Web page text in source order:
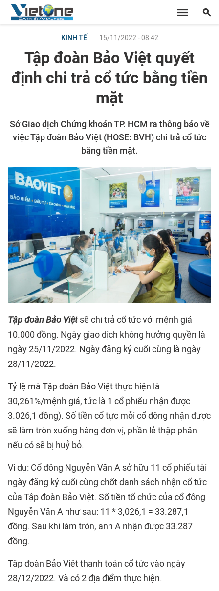
KINH TẾ 15/11/2022 - 08:42
Tập đoàn Bảo Việt quyết
định chi trả cổ tức bằng tiền
mặt
Sở Giao dịch Chứng khoán TP. HCM ra thông báo về
việc Tập đoàn Bảo Việt (HOSE: BVH) chi trả cổ tức
bằng tiền mặt.
Tập đoàn Bảo Việtsẽ chi trả cổ tức với mệnh giá
10.000 đồng. Ngày giao dịch không hưởng quyền là
ngày 25/11/2022. Ngày đăng ký cuối cùng là ngày
28/11/2022.
Tỷ lệ mà Tập đoàn Bảo Việt thực hiện là
30,261%/mệnh giá, tức là 1 cổ phiếu nhận được
3.026,1 đồng). Số tiền cổ tực mỗi cổ đông nhận được
sẽ làm tròn xuống hàng đơn vị, phần lẻ thập phân
nếu có sẽ bị huỷ bỏ.
Ví dụ: Cổ đông Nguyễn Văn A sở hữu 11 cổ phiếu tài
ngày đăng ký cuối cùng chốt danh sách nhận cổ tức
của Tập đoàn Bảo Việt. Số tiền tổ chức của cổ đông
Nguyễn Văn A như sau: 11 * 3,026,1 = 33.287,1
đồng. Sau khi làm tròn, anh A nhận được 33.287
đồng.
Tập đoàn Bảo Việt thanh toán cổ tức vào ngày
28/12/2022. Và có 2 địa điểm thực hiện.